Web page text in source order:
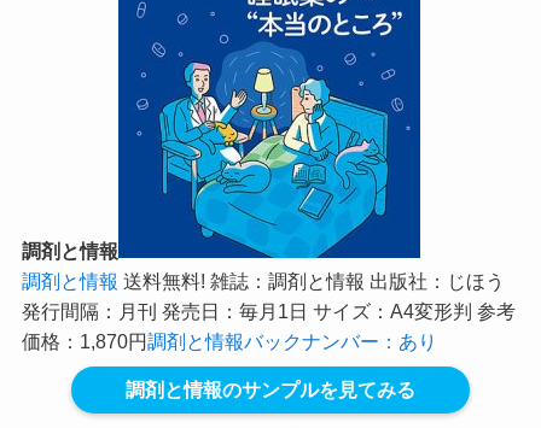
調剤と情報
調剤と情報 送料無料! 雑誌：調剤と情報 出版社：じほう
発行間隔：月刊 発売日：毎月1日 サイズ：A4変形判 参考
価格：1,870円調剤と情報バックナンバー：あり
調剤と情報のサンプルを見てみる